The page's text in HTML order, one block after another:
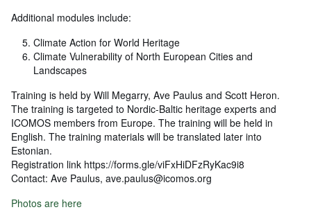
Additional modules include:
Climate Action for World Heritage
Climate Vulnerability of North European Cities and
Landscapes
Training is held by Will Megarry, Ave Paulus and Scott Heron.
The training is targeted to Nordic-Baltic heritage experts and
ICOMOS members from Europe. The training will be held in
English. The training materials will be translated later into
Estonian.
Registration link https://forms.gle/viFxHiDFzRyKac9i8
Contact: Ave Paulus, ave.paulus@icomos.org
Photos are here